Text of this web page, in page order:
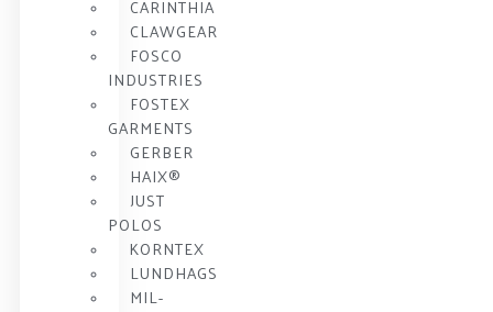
CARINTHIA
CLAWGEAR
FOSCO
INDUSTRIES
FOSTEX
GARMENTS
GERBER
HAIX®
JUST
POLOS
KORNTEX
LUNDHAGS
MIL-